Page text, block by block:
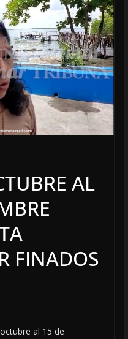
AL
FINADOS
al 15 de